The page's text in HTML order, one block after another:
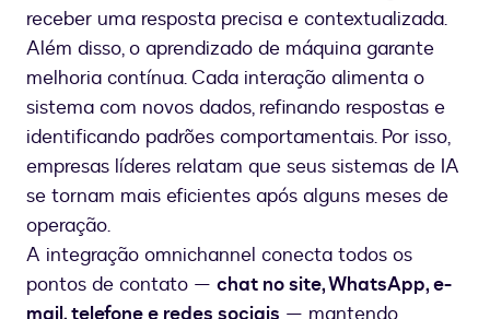
receber uma resposta precisa e contextualizada.
Além disso, o aprendizado de máquina garante
melhoria contínua. Cada interação alimenta o
sistema com novos dados, refinando respostas e
identificando padrões comportamentais. Por isso,
empresas líderes relatam que seus sistemas de IA
se tornam mais eficientes após alguns meses de
operação.
A integração omnichannel conecta todos os
pontos de contato — chat no site, WhatsApp, e-